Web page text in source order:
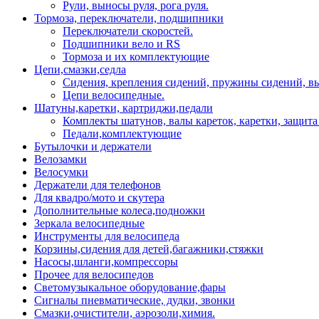
Рули, выносы руля, рога руля.
Тормоза, переключатели, подшипники
Переключатели скоростей.
Подшипники вело и RS
Тормоза и их комплектующие
Цепи,смазки,седла
Сидения, крепления сидений, пружины сидений,
Цепи велосипедные.
Шатуны,каретки, картриджи,педали
Комплекты шатунов, валы кареток, каретки,
Педали,комплектующие
Бутылочки и держатели
Велозамки
Велосумки
Держатели для телефонов
Для квадро/мото и скутера
Дополнительные колеса,подножки
Зеркала велосипедные
Инструменты для велосипеда
Корзины,сидения для детей,багажники,стяжки
Насосы,шланги,компрессоры
Прочее для велосипедов
Светомузыкальное оборудование,фары
Сигналы пневматические, дудки, звонки
Смазки,очистители, аэрозоли,химия.